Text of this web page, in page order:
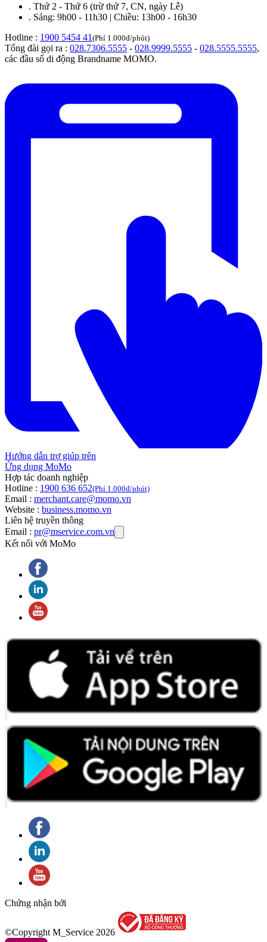
. Thứ 2 - Thứ 6 (trừ thứ 7, CN, ngày Lễ)
. Sáng: 9h00 - 11h30 | Chiều: 13h00 - 16h30
Hotline : 1900 5454 41 (Phí 1.000đ/phút)
Tổng đài gọi ra : 028.7306.5555 - 028.9999.5555 - 028.5555.5555,
các đầu số di động Brandname MOMO.
Hướng dẫn trợ giúp trên
Ứng dụng MoMo
Hợp tác doanh nghiệp
Hotline : 1900 636 652(Phí 1.000đ/phút)
Email : merchant.care@momo.vn
Website : business.momo.vn
Liên hệ truyền thông
Email : pr@mservice.com.vn
Kết nối với MoMo
Chứng nhận bởi
©Copyright M_Service 2026